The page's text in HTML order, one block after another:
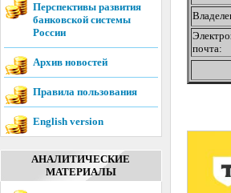
Перспективы развития
банковской системы
России
Архив новостей
Правила пользования
English version
АНАЛИТИЧЕСКИЕ
МАТЕРИАЛЫ
почта: